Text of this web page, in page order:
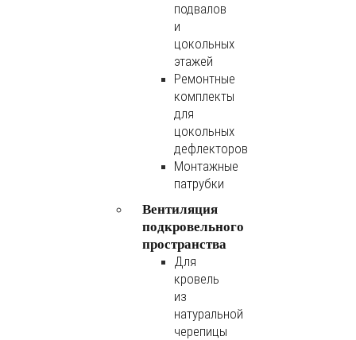
подвалов
и
цокольных
этажей
Ремонтные
комплекты
для
цокольных
дефлекторов
Монтажные
патрубки
Вентиляция
подкровельного
пространства
Для
кровель
из
натуральной
черепицы